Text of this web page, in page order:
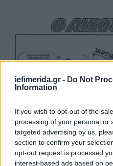
iefimerida.gr - Do Not
Information
If you wish to opt-out of the
processing of your personal or
targeted advertising by us,
section to confirm your
opt-out request is processed
interest-based ads based on
Πιο αναλυτικά:
Γουρουνομούρης των Ken